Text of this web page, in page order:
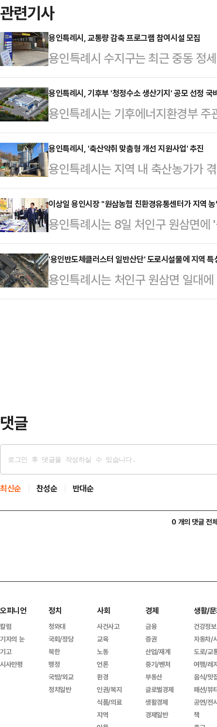
관련기사
용인특례시, 교통량 감축 프로그램 참여시설 모집
용인특례시 수지구는 최근 중동 정
해 에너지 절약과 도심 교통량 감축
을 모집하고 있다고 10일 밝혔다.
시 교통유발부담금에 관한 조례'에
자발적인 참여를 통해 고유가 시대
통 환경을 조성하기 위해 마련됐다.
가운데 연면적 2000㎡를 초과하
참여할 수 있다…
용인특례시, 기후부 '청정수소 생산기지' 공모 선정 국
용인특례시는 기후에너지환경부
생산사업' 국가공모에 선정됐다고
총 130억 원의 사업비를 투입해 대
을 추진할 예정이다.시는 음식물쓰
를 이용해 수소를 생산하는 기존 ‘
500kg에서 1톤(t)으로 배 이상 확
제조원가를 낮추고, 운영할수록 적
자 구조로 탈바꿈할…
용인특례시, '축산악취 맞춤형 개선 지원사업' 추진
용인특례시는 지역 내 축산농가가
축산악취 컨설팅 기반 농가별 맞춤
사업은 ‘경기도 축산농가 악취저감
축사 구조와 사육환경을 반영한 맞
20억 원으로 12월까지 진행된다.
산농가 악취 저감 컨설팅을 받은 축
탕으로 평가를 거쳐 최종 선정된다
밀폐 개선 △…
이상일 용인시장 "원삼농협 친환경유통센터가 지역
용인특례시는 8일 처인구 원삼면
렸다고 밝혔다.이상일 시장은 이날
삼농협 친환경유통센터' 시설을 둘
산물을 공급하는 핵심 거점으로 발
협 친환경유통센터가 지역의 농업
'용인반도체클러스터 일반산단' 도로시설물에 지역 특
용인특례시는 처인구 원삼면 일대
업단지' 도로시설물에 지역의 역사
댓글
최신순 찬성순 반대순
0 개의 댓글 전
오피니언
칼럼
기자의 눈
기고
시사만평
정치
청와대
국회/정당
북한
행정
국방/외교
정치일반
사회
사건사고
교육
노동
언론
환경
인권/복지
식품/의료
지역
경제
금융
증권
산업/재계
중기/벤처
부동산
글로벌경제
생활경제
경제일반
생활/
건강정보
자동차/
도로/교
여행/레
음식/맛
패션/뷰
공연/전
책